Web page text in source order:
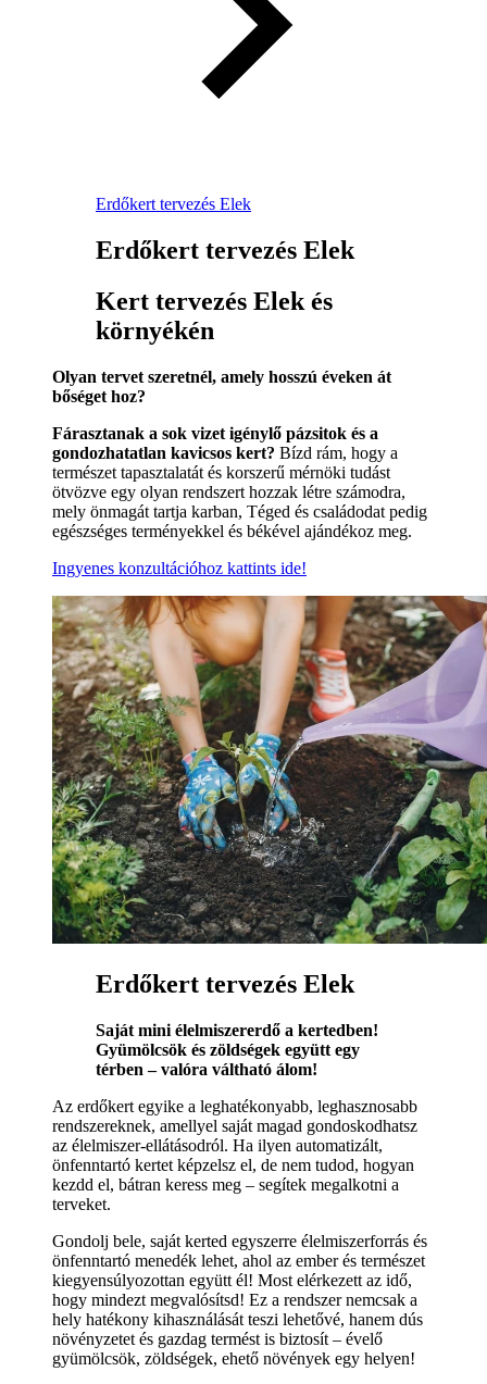
Erdőkert tervezés Elek
Erdőkert tervezés Elek
Kert tervezés Elek és
környékén
Olyan tervet szeretnél, amely hosszú éveken át
bőséget hoz?
Fárasztanak a sok vizet igénylő pázsitok és a
gondozhatatlan kavicsos kert? Bízd rám, hogy a
természet tapasztalatát és korszerű mérnöki tudást
ötvözve egy olyan rendszert hozzak létre számodra,
mely önmagát tartja karban, Téged és családodat pedig
egészséges terményekkel és békével ajándékoz meg.
Ingyenes konzultációhoz kattints ide!
Erdőkert tervezés Elek
Saját mini élelmiszererdő a kertedben!
Gyümölcsök és zöldségek együtt egy
térben – valóra váltható álom!
Az erdőkert egyike a leghatékonyabb, leghasznosabb
rendszereknek, amellyel saját magad gondoskodhatsz
az élelmiszer-ellátásodról. Ha ilyen automatizált,
önfenntartó kertet képzelsz el, de nem tudod, hogyan
kezdd el, bátran keress meg – segítek megalkotni a
terveket.
Gondolj bele, saját kerted egyszerre élelmiszerforrás és
önfenntartó menedék lehet, ahol az ember és természet
kiegyensúlyozottan együtt él! Most elérkezett az idő,
hogy mindezt megvalósítsd! Ez a rendszer nemcsak a
hely hatékony kihasználását teszi lehetővé, hanem dús
növényzetet és gazdag termést is biztosít – évelő
gyümölcsök, zöldségek, ehető növények egy helyen!